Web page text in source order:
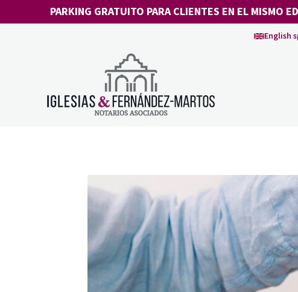
al
PARKING GRATUITO PARA CLIENTES EN EL MISMO
English